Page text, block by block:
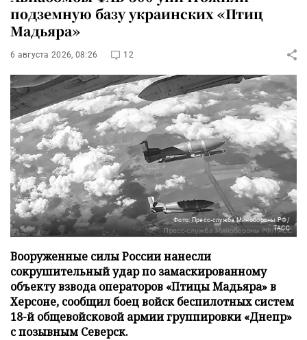
подземную базу украинских «Птиц
Мадьяра»
6 августа 2026, 08:26 12
Фото: Пресс-служба Минобороны РФ/
ТАСС
Вооруженные силы России нанесли
сокрушительный удар по замаскированному
объекту взвода операторов «Птицы Мадьяра» в
Херсоне, сообщил боец войск беспилотных систем
18-й общевойсковой армии группировки «Днепр»
с позывным Северск.